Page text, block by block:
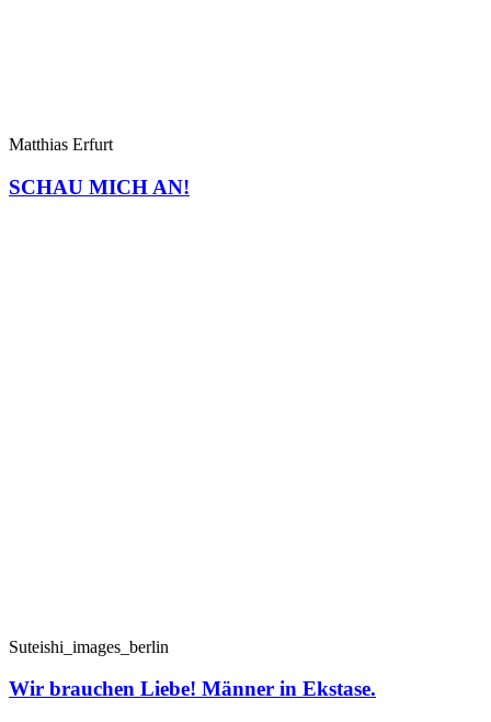
Matthias Erfurt
SCHAU MICH AN!
Suteishi_images_berlin
Wir brauchen Liebe! Männer in Ekstase.